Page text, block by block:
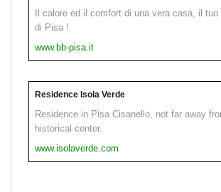
Il calore ed il comfort di una vera casa, il
di Pisa !
www.bb-pisa.it
Residence Isola Verde
Residence in Pisa Cisanello, not far away
historical center.
www.isolaverde.com